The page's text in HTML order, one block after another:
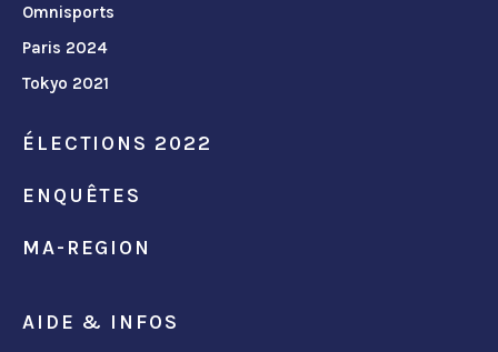
Omnisports
Paris 2024
Tokyo 2021
ÉLECTIONS 2022
ENQUÊTES
MA-REGION
AIDE & INFOS